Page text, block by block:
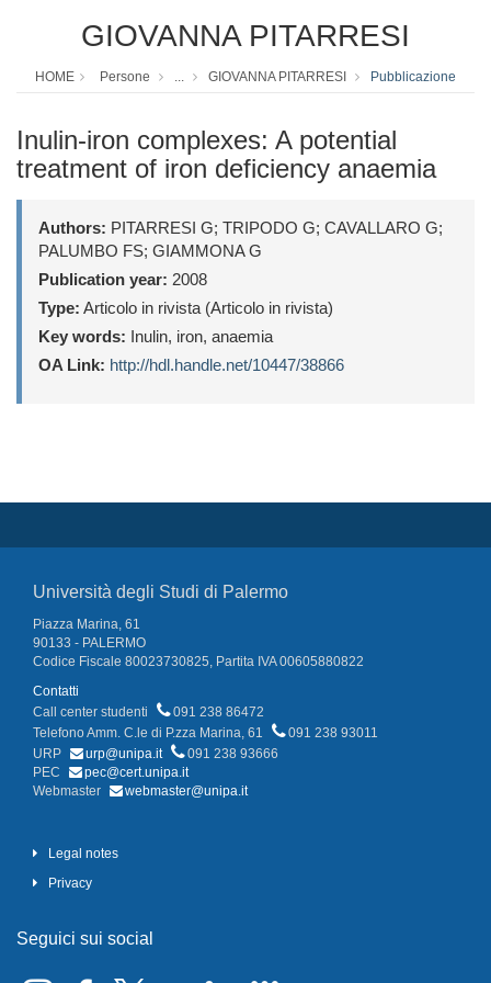
GIOVANNA PITARRESI
HOME Persone ... GIOVANNA PITARRESI Pubblicazione
Inulin-iron complexes: A potential
treatment of iron deficiency anaemia
Authors: PITARRESI G; TRIPODO G; CAVALLARO G;
PALUMBO FS; GIAMMONA G
Publication year: 2008
Type: Articolo in rivista (Articolo in rivista)
Key words: Inulin, iron, anaemia
OA Link: http://hdl.handle.net/10447/38866
Università degli Studi di Palermo
Piazza Marina, 61
90133 - PALERMO
Codice Fiscale 80023730825, Partita IVA 00605880822
Contatti
Call center studenti
091 238 86472
Telefono Amm. C.le di P.zza Marina, 61
091 238 93011
URP
urp@unipa.it
091 238 93666
PEC
pec@cert.unipa.it
Webmaster
webmaster@unipa.it
Legal notes
Privacy
Seguici sui social